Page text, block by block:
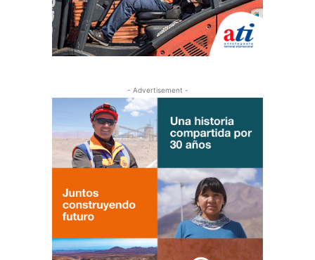
- Advertisement -